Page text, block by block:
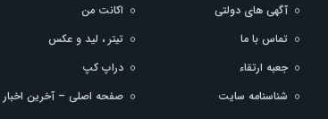
آگهی های دولتی اکانت من
تماس با ما تیتر ، لید و عکس
جعبه ارتقاء دراپ کپ
شناسنامه سایت صفحه اصلی – آخرین اخبار